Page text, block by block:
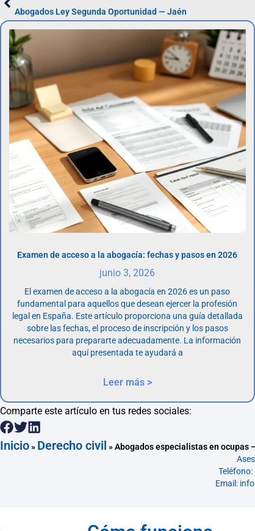
Abogados Ley Segunda Oportunidad — Jaén
Examen de acceso a la abogacía: fechas y pasos en 2026
junio 3, 2026
El examen de acceso a la abogacía en 2026 es un paso
fundamental para aquellos que desean ejercer la profesión
legal en España. Este artículo proporciona una guía detallada
sobre las fechas, el proceso de inscripción y los pasos
necesarios para prepararte adecuadamente. La información
aquí presentada te ayudará a
Leer más >
Comparte este artículo en tus redes sociales:
Inicio» Derecho civil »Abogados especialistas en ocupas
Email: